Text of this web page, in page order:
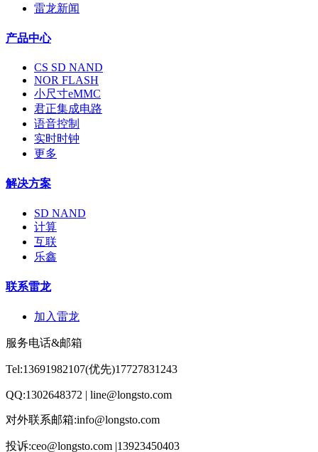
雷龙新闻
产品中心
CS SD NAND
NOR FLASH
小尺寸eMMC
君正集成电路
语音控制
实时时钟
更多
解决方案
SD NAND
计算
互联
乐鑫
联系雷龙
加入雷龙
服务电话&邮箱
Tel:13691982107(优先)17727831243
QQ:1302648372 | line@longsto.com
对外联系邮箱:info@longsto.com
投诉:ceo@longsto.com |13923450403